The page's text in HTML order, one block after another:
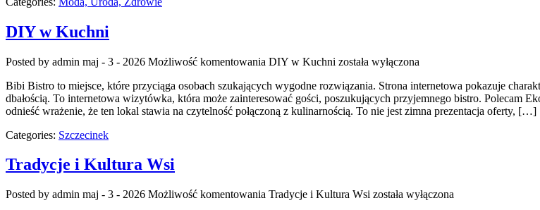
DIY w Kuchni
Posted by admin maj - 3 - 2026 Możliwość komentowania DIY w Kuchni została wyłączona
Bibi Bistro to miejsce, które przyciąga osobach szukających wygodne rozwiązania. Strona internetowa pokazuje
dbałością. To internetowa wizytówka, która może zainteresować gości, poszukujących przyjemnego bistro. Polecam
odnieść wrażenie, że ten lokal stawia na czytelność połączoną z kulinarnością. To nie jest zimna prezentacja oferty, […]
Categories: Szczecinek
Tradycje i Kultura Wsi
Posted by admin maj - 3 - 2026 Możliwość komentowania Tradycje i Kultura Wsi została wyłączona